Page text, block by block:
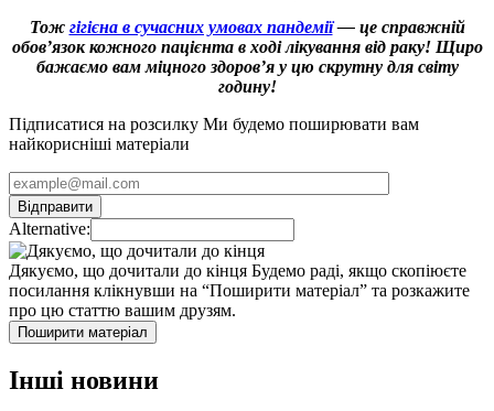
Тож гігієна в сучасних умовах пандемії— це справжній
обов’язок кожного пацієнта в ході лікування від раку! Щиро
бажаємо вам міцного здоров’я у цю скрутну для світу
годину!
Підписатися на розсилку Ми будемо поширювати вам
найкорисніші матеріали
Alternative:
Дякуємо, що дочитали до кінця Будемо раді, якщо скопіюєте
посилання клікнувши на “Поширити матеріал” та розкажите
про цю статтю вашим друзям.
Поширити матеріал
Інші новини